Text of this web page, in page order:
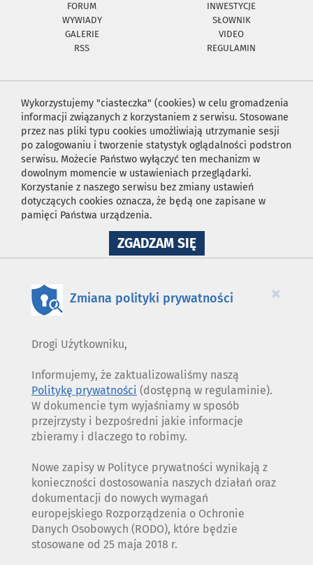
FORUM
INWESTYCJE
WYWIADY
SŁOWNIK
GALERIE
VIDEO
RSS
REGULAMIN
Wykorzystujemy "ciasteczka" (cookies) w celu gromadzenia
informacji związanych z korzystaniem z serwisu. Stosowane
przez nas pliki typu cookies umożliwiają utrzymanie sesji
po zalogowaniu i tworzenie statystyk oglądalności podstron
serwisu. Możecie Państwo wyłączyć ten mechanizm w
dowolnym momencie w ustawieniach przeglądarki.
Korzystanie z naszego serwisu bez zmiany ustawień
dotyczących cookies oznacza, że będą one zapisane w
pamięci Państwa urządzenia.
ZGADZAM SIĘNA
WYKORZYSTANIE
×
Zmiana polityki prywatności
Drogi Użytkowniku,
Informujemy, że zaktualizowaliśmy naszą
Politykę prywatności (dostępną w regulaminie).
W dokumencie tym wyjaśniamy w sposób
przejrzysty i bezpośredni jakie informacje
zbieramy i dlaczego to robimy.
Nowe zapisy w Polityce prywatności wynikają z
konieczności dostosowania naszych działań oraz
dokumentacji do nowych wymagań
europejskiego Rozporządzenia o Ochronie
Danych Osobowych (RODO), które będzie
stosowane od 25 maja 2018 r.